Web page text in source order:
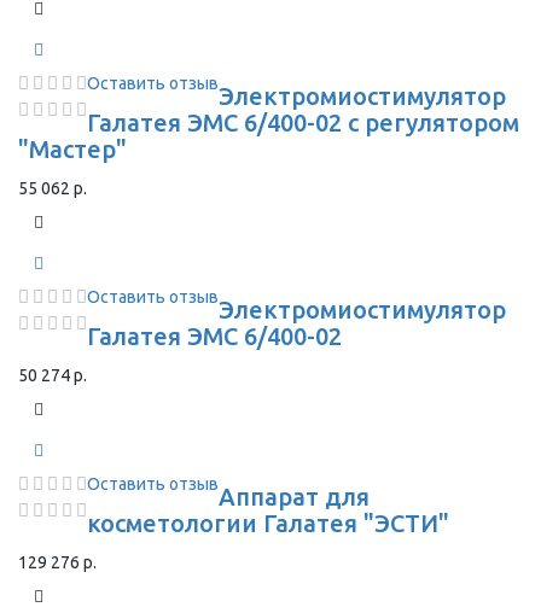
Оставить отзывЭлектромиостимулятор
Галатея ЭМС 6/400-02 с регулятором
"Мастер"
55 062 р.
Оставить отзывЭлектромиостимулятор
Галатея ЭМС 6/400-02
50 274 р.
Оставить отзывАппарат для
косметологии Галатея "ЭСТИ"
129 276 р.